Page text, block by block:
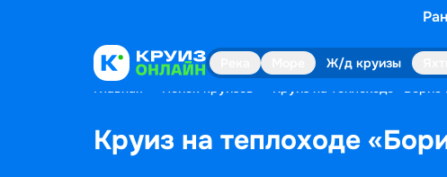
Ж/д круизы
Главная Поиск круизов Круиз на теплоходе «Борис
Круиз на теплоходе